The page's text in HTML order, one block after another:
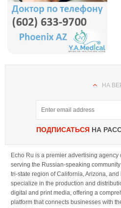
НА
ПОДПИСАТЬСЯНА
Echo Ru is a premier advertising agency
serving the Russian-speaking
tri-state region of California, Arizona, and
specialize in the production and
digital and print media, offering a
platform that connects businesses with